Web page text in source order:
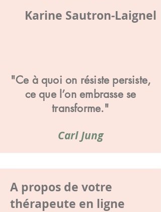
Karine Sautron-Laignel
"Ce à quoi on résiste persiste,
ce que l’on embrasse se
transforme."
Carl Jung
A propos de votre
thérapeute en ligne